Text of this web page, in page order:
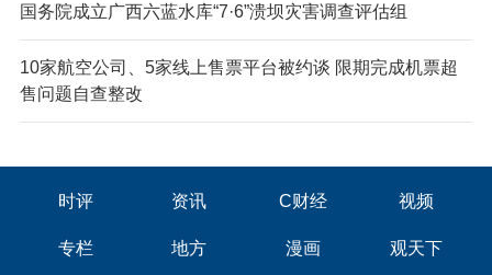
国务院成立广西六蓝水库“7·6”溃坝灾害调查评估组
10家航空公司、5家线上售票平台被约谈 限期完成机票超
售问题自查整改
时评 资讯 C财经 视频
专栏 地方 漫画 观天下